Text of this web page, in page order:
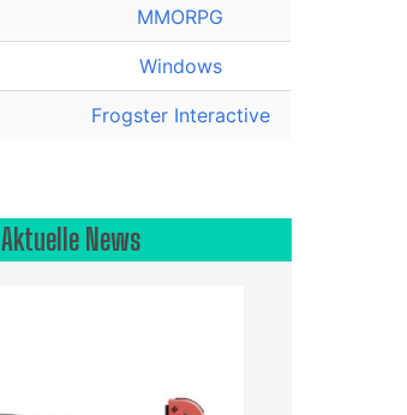
MMORPG
Windows
Frogster Interactive
Aktuelle News